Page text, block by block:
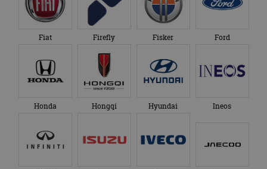
Fiat Firefly Fisker Ford
Honda Hongqi Hyundai Ineos